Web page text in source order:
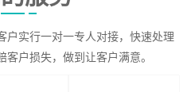
户实行一对一专人对接，快速处理
户损失，做到让客户满意。